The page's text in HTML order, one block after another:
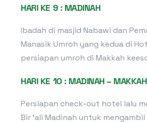
HARI KE 9 : MADINAH
Ibadah di masjid Nabawi dan
Manasik Umroh yang kedua di
persiapan umroh di Makkah
HARI KE 10 : MADINAH – MAKKAH
Persiapan check-out hotel lalu
Bir ‘ali Madinah untuk